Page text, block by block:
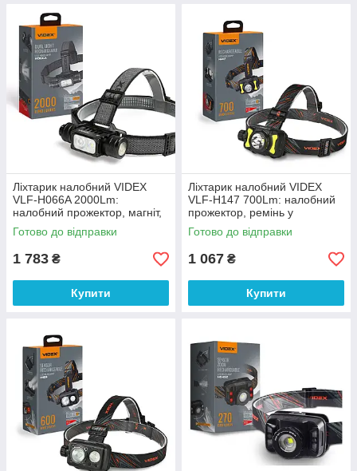
Ліхтарик налобний VIDEX
VLF-H066A 2000Lm:
налобний прожектор, магніт,
червоне світло, IP67
Готово до відправки
1 783 ₴
Купити
Ліхтарик налобний VIDEX
VLF-H147 700Lm: налобний
прожектор, ремінь у
комплекті, USB-C
Готово до відправки
1 067 ₴
Купити